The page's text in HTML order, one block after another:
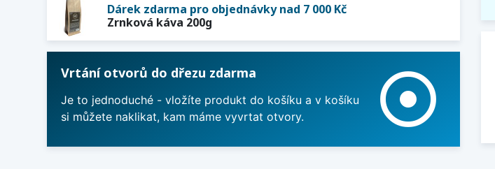
Dárek zdarma pro objednávky nad 7 000 Kč
Zrnková káva 200g
Vrtání otvorů do dřezu zdarma
Je to jednoduché - vložíte produkt do košíku a v košíku
si můžete naklikat, kam máme vyvrtat otvory.
adjust